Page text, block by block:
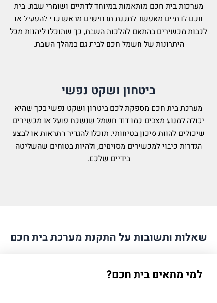
בית חכם מותאמות במיוחד לדתיים ושומרי שבת. בית
מאפשר לתכנת תרחישים מראש כדי להפעיל או
בהתאם להלכות השבת, כך שתוכלו ליהנות מכל
של חשמל חכם לבית גם במהלך השבת.
ביטחון ושקט נפשי
חכם מספקת לכם ביטחון ושקט נפשי בכך שהיא
מצבים כמו דוד חשמל שנשכח פועל או מכשירים
להוות סיכון בטיחותי. תוכלו להגדיר התראות או לבצע
כיבוי למכשירים מסוימים, ולהיות בטוחים שהשליטה
בידיים שלכם.
ותשובות על התקנת מערכת בית חכם
בית חכם?